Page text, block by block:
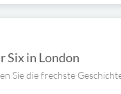
Six in London
Sie die frechste